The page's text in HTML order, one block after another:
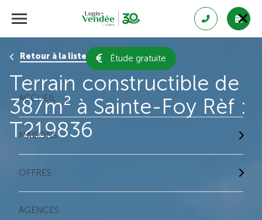
Étude gratuite
ACCUEIL
MAISONS
OFFRES
AGENCES
Retour à la liste des résultats
Terrain constructible de
387m² à Sainte-Foy Rèf :
T219836